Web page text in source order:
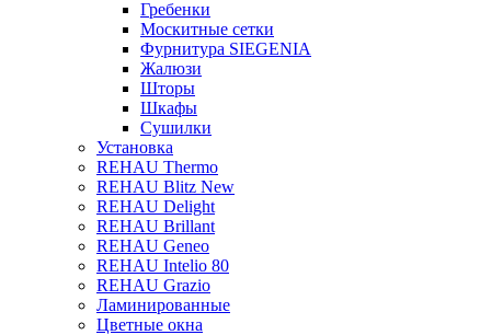
Гребенки
Москитные сетки
Фурнитура SIEGENIA
Жалюзи
Шторы
Шкафы
Сушилки
Установка
REHAU Thermo
REHAU Blitz New
REHAU Delight
REHAU Brillant
REHAU Geneo
REHAU Intelio 80
REHAU Grazio
Ламинированные
Цветные окна